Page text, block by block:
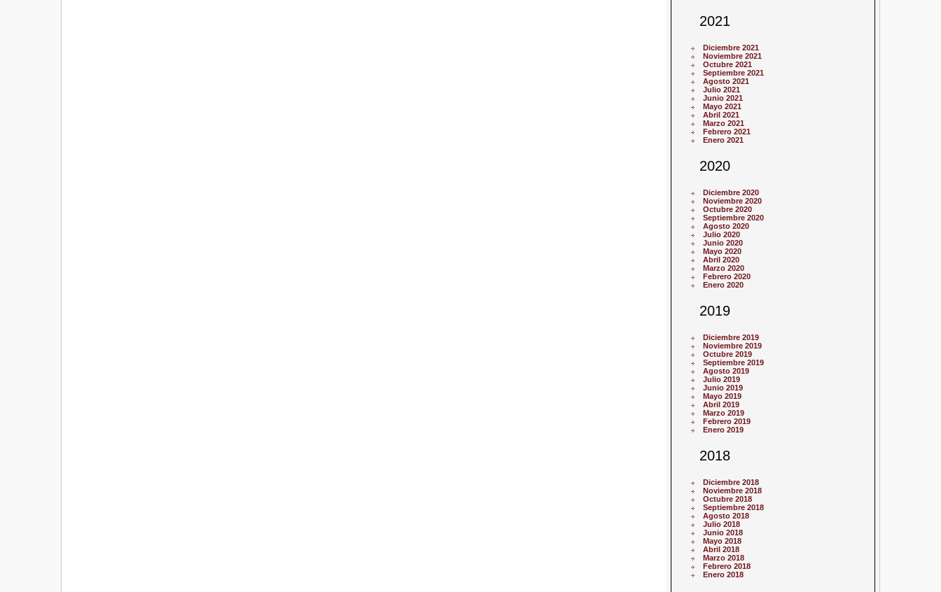
2021
Diciembre 2021
Noviembre 2021
Octubre 2021
Septiembre 2021
Agosto 2021
Julio 2021
Junio 2021
Mayo 2021
Abril 2021
Marzo 2021
Febrero 2021
Enero 2021
2020
Diciembre 2020
Noviembre 2020
Octubre 2020
Septiembre 2020
Agosto 2020
Julio 2020
Junio 2020
Mayo 2020
Abril 2020
Marzo 2020
Febrero 2020
Enero 2020
2019
Diciembre 2019
Noviembre 2019
Octubre 2019
Septiembre 2019
Agosto 2019
Julio 2019
Junio 2019
Mayo 2019
Abril 2019
Marzo 2019
Febrero 2019
Enero 2019
2018
Diciembre 2018
Noviembre 2018
Octubre 2018
Septiembre 2018
Agosto 2018
Julio 2018
Junio 2018
Mayo 2018
Abril 2018
Marzo 2018
Febrero 2018
Enero 2018